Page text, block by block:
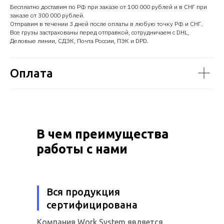
Бесплатно доставим по РФ при заказе от 100 000 рублей и в СНГ при
заказе от 300 000 рублей.
Отправим в течении 3 дней после оплаты в любую точку РФ и СНГ.
Все грузы застрахованы перед отправкой, сотрудничаем с DHL,
Деловые линии, СДЭК, Почта России, ПЭК и DPD.
Оплата
В чем преимущества
работы с нами
Вся продукция
сертифицирована
Компания Work System является